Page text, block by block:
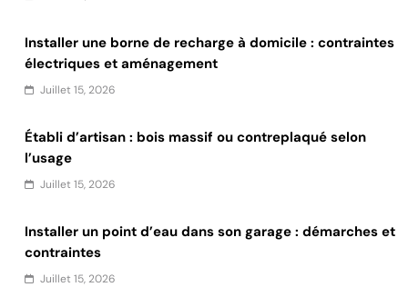
Installer une borne de recharge à domicile : contraintes
électriques et aménagement
Juillet 15, 2026
Établi d’artisan : bois massif ou contreplaqué selon
l’usage
Juillet 15, 2026
Installer un point d’eau dans son garage : démarches et
contraintes
Juillet 15, 2026